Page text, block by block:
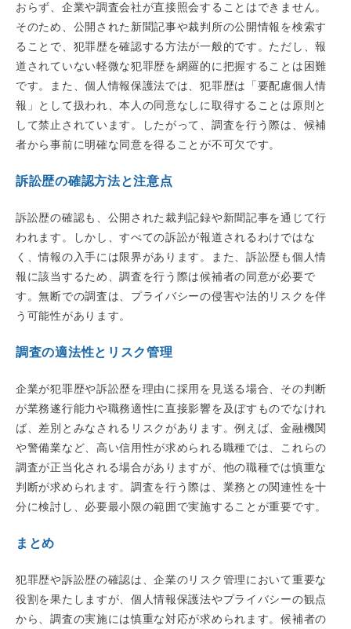
おらず、企業や調査会社が直接照会することはできません。
そのため、公開された新聞記事や裁判所の公開情報を検索す
ることで、犯罪歴を確認する方法が一般的です。ただし、報
道されていない軽微な犯罪歴を網羅的に把握することは困難
です。また、個人情報保護法では、犯罪歴は「要配慮個人情
報」として扱われ、本人の同意なしに取得することは原則と
して禁止されています。したがって、調査を行う際は、候補
者から事前に明確な同意を得ることが不可欠です。
訴訟歴の確認方法と注意点
訴訟歴の確認も、公開された裁判記録や新聞記事を通じて行
われます。しかし、すべての訴訟が報道されるわけではな
く、情報の入手には限界があります。また、訴訟歴も個人情
報に該当するため、調査を行う際は候補者の同意が必要で
す。無断での調査は、プライバシーの侵害や法的リスクを伴
う可能性があります。
調査の適法性とリスク管理
企業が犯罪歴や訴訟歴を理由に採用を見送る場合、その判断
が業務遂行能力や職務適性に直接影響を及ぼすものでなけれ
ば、差別とみなされるリスクがあります。例えば、金融機関
や警備業など、高い信用性が求められる職種では、これらの
調査が正当化される場合がありますが、他の職種では慎重な
判断が求められます。調査を行う際は、業務との関連性を十
分に検討し、必要最小限の範囲で実施することが重要です。
まとめ
犯罪歴や訴訟歴の確認は、企業のリスク管理において重要な
役割を果たしますが、個人情報保護法やプライバシーの観点
から、調査の実施には慎重な対応が求められます。候補者の